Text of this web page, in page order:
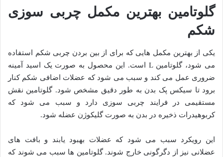
گلوتامین بهترین مکمل چربی سوزی
شکم
یکی از بهترین مکمل هایی که برای از بین بردن چربی شکم استفاده
می شود، گلوتامین L است. این محصول به صورت یک اسید آمینه
ضروری عمل می کند و سبب می شود که عضلات اضافی شکم کنار
برود تا سیکس پک بدن به طور دقیق مشخص شود. گلوتامین نقش
مستقیمی در فرایند چربی سوزی دارد و سبب می شود که
کربوهیدرات ذخیره در بدن به صورت گلیکوژن عضله شود.
این رویکرد سبب می شود که عضلات بهبود یابند و بافت های
عضلانی نیز از دگرگونی خارج شوند. گلوتامین ها سبب می شوند که